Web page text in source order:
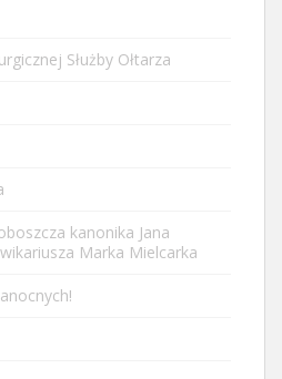
Służby Ołtarza
kanonika Jana
Marka Mielcarka